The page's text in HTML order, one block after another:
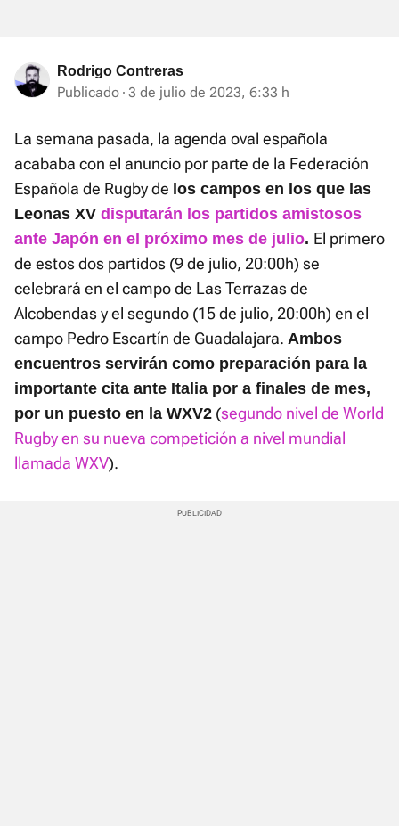
Rodrigo Contreras
Publicado 3 de julio de 2023, 6:33 h
La semana pasada, la agenda oval española
acababa con el anuncio por parte de la Federación
Española de Rugby de los campos en los que las
Leonas XV disputarán los partidos amistosos
ante Japón en el próximo mes de julio. El primero
de estos dos partidos (9 de julio, 20:00h) se
celebrará en el campo de Las Terrazas de
Alcobendas y el segundo (15 de julio, 20:00h) en el
campo Pedro Escartín de Guadalajara. Ambos
encuentros servirán como preparación para la
importante cita ante Italia por a finales de mes,
por un puesto en la WXV2 (segundo nivel de World
Rugby en su nueva competición a nivel mundial
llamada WXV).